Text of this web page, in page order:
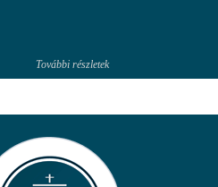
További részletek